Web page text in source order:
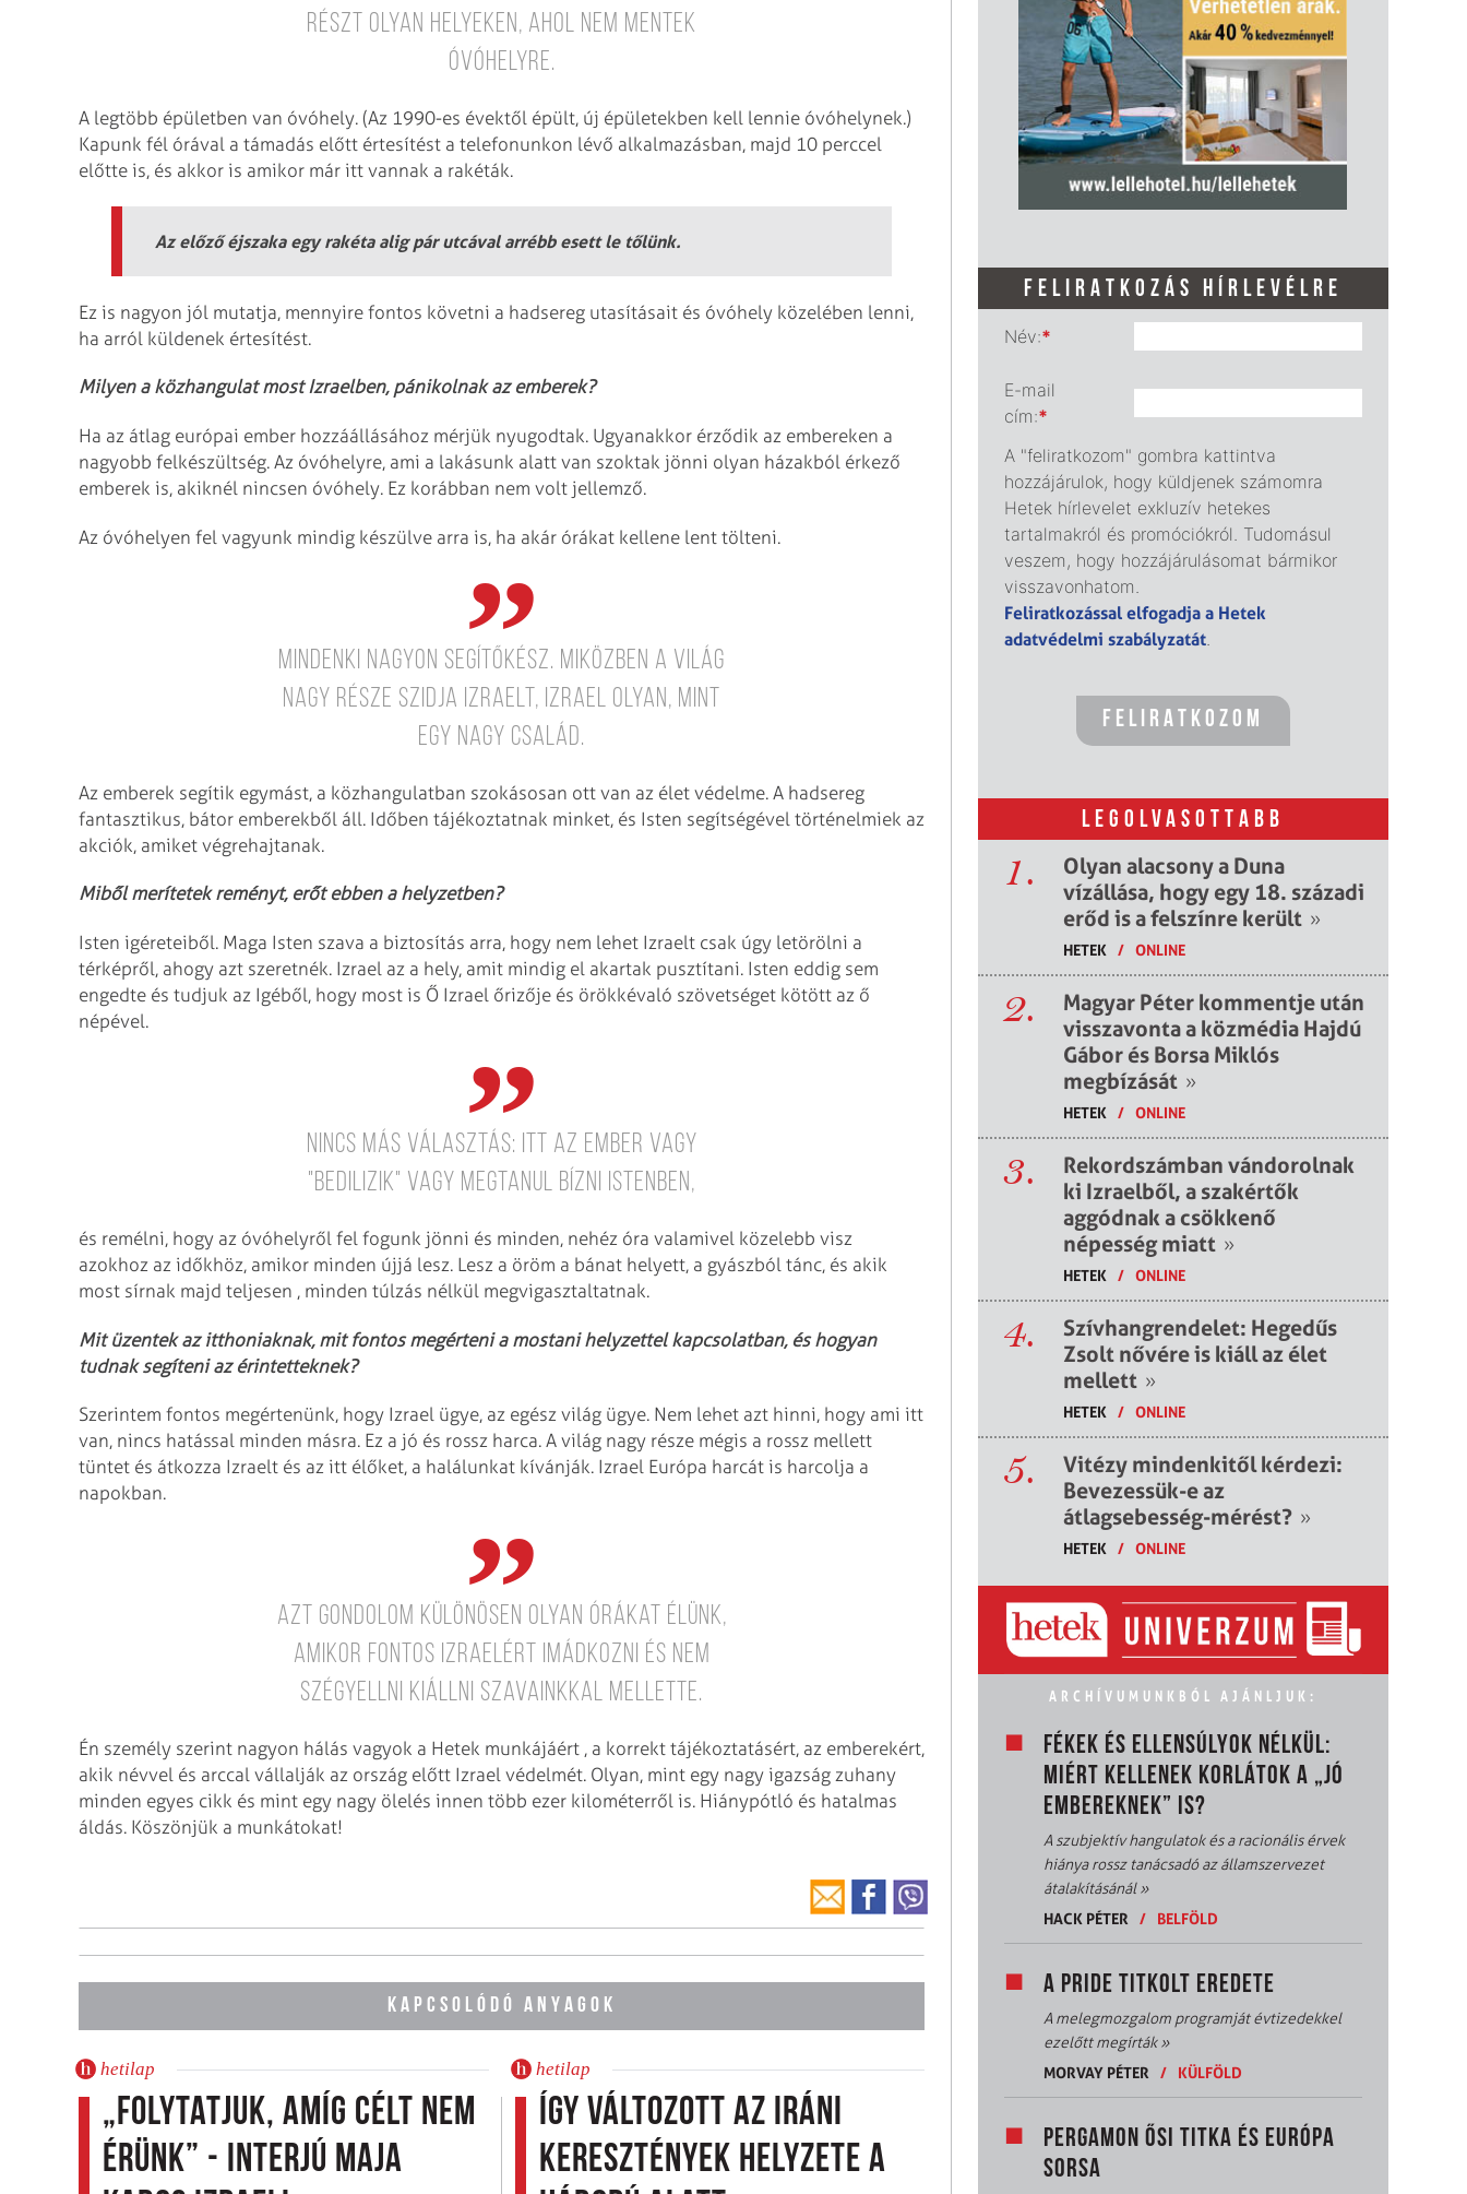
részt olyan helyeken, ahol nem mentek
óvóhelyre.
A legtöbb épületben van óvóhely. (Az 1990-es évektől épült, új épületekben kell lennie óvóhelynek.)
Kapunk fél órával a támadás előtt értesítést a telefonunkon lévő alkalmazásban, majd 10 perccel
előtte is, és akkor is amikor már itt vannak a rakéták.
Az előző éjszaka egy rakéta alig pár utcával arrébb esett le tőlünk.
Ez is nagyon jól mutatja, mennyire fontos követni a hadsereg utasításait és óvóhely közelében lenni,
ha arról küldenek értesítést.
Milyen a közhangulat most Izraelben, pánikolnak az emberek?
Ha az átlag európai ember hozzáállásához mérjük nyugodtak. Ugyanakkor érződik az embereken a
nagyobb felkészültség. Az óvóhelyre, ami a lakásunk alatt van szoktak jönni olyan házakból érkező
emberek is, akiknél nincsen óvóhely. Ez korábban nem volt jellemző.
Az óvóhelyen fel vagyunk mindig készülve arra is, ha akár órákat kellene lent tölteni.
Mindenki nagyon segítőkész. Miközben a világ
nagy része szidja Izraelt, Izrael olyan, mint
egy nagy család.
Az emberek segítik egymást, a közhangulatban szokásosan ott van az élet védelme. A hadsereg
fantasztikus, bátor emberekből áll. Időben tájékoztatnak minket, és Isten segítségével történelmiek az
akciók, amiket végrehajtanak.
Miből merítetek reményt, erőt ebben a helyzetben?
Isten igéreteiből. Maga Isten szava a biztosítás arra, hogy nem lehet Izraelt csak úgy letörölni a
térképről, ahogy azt szeretnék. Izrael az a hely, amit mindig el akartak pusztítani. Isten eddig sem
engedte és tudjuk az Igéből, hogy most is Ő Izrael őrizője és örökkévaló szövetséget kötött az ő
népével.
Nincs más választás: itt az ember vagy
"bedilizik" vagy megtanul bízni Istenben,
és remélni, hogy az óvóhelyről fel fogunk jönni és minden, nehéz óra valamivel közelebb visz
azokhoz az időkhöz, amikor minden újjá lesz. Lesz a öröm a bánat helyett, a gyászból tánc, és akik
most sírnak majd teljesen , minden túlzás nélkül megvigasztaltatnak.
Mit üzentek az itthoniaknak, mit fontos megérteni a mostani helyzettel kapcsolatban, és hogyan
tudnak segíteni az érintetteknek?
Szerintem fontos megértenünk, hogy Izrael ügye, az egész világ ügye. Nem lehet azt hinni, hogy ami itt
van, nincs hatással minden másra. Ez a jó és rossz harca. A világ nagy része mégis a rossz mellett
tüntet és átkozza Izraelt és az itt élőket, a halálunkat kívánják. Izrael Európa harcát is harcolja a
napokban.
Azt gondolom különösen olyan órákat élünk,
amikor fontos Izraelért imádkozni és nem
szégyellni kiállni szavainkkal mellette.
Én személy szerint nagyon hálás vagyok a Hetek munkájáért , a korrekt tájékoztatásért, az emberekért,
akik névvel és arccal vállalják az ország előtt Izrael védelmét. Olyan, mint egy nagy igazság zuhany
minden egyes cikk és mint egy nagy ölelés innen több ezer kilométerről is. Hiánypótló és hatalmas
áldás. Köszönjük a munkátokat!
KAPCSOLÓDÓ ANYAGOK
hetilap
„Folytatjuk, amíg célt nem
érünk” - interjú Maja
hetilap
Így változott az iráni
keresztények helyzete a
FELIRATKOZÁS HÍRLEVÉLRE
Név:*
E-mail
cím:*
A "feliratkozom" gombra kattintva
hozzájárulok, hogy küldjenek számomra
Hetek hírlevelet exkluzív hetekes
tartalmakról és promóciókról. Tudomásul
veszem, hogy hozzájárulásomat bármikor
visszavonhatom.
Feliratkozással elfogadja a Hetek
adatvédelmi szabályzatát
LEGOLVASOTTABB
1.
Olyan alacsony a Duna
vízállása, hogy egy 18. századi
erőd is a felszínre került »
HETEK / ONLINE
2.
Magyar Péter kommentje után
visszavonta a közmédia Hajdú
Gábor és Borsa Miklós
megbízását »
HETEK / ONLINE
3.
Rekordszámban vándorolnak
ki Izraelből, a szakértők
aggódnak a csökkenő
népesség miatt »
HETEK / ONLINE
4.
Szívhangrendelet: Hegedűs
Zsolt nővére is kiáll az élet
mellett »
HETEK / ONLINE
5.
Vitézy mindenkitől kérdezi:
Bevezessük-e az
átlagsebesség-mérést? »
HETEK / ONLINE
ARCHÍVUMUNKBÓL AJÁNLJUK:
FÉKEK ÉS ELLENSÚLYOK NÉLKÜL:
MIÉRT KELLENEK KORLÁTOK A „JÓ
EMBEREKNEK” IS?
A szubjektív hangulatok és a racionális érvek
hiánya rossz tanácsadó az államszervezet
átalakításánál»
HACK PÉTER
/ BELFÖLD
A PRIDE TITKOLT EREDETE
A melegmozgalom programját évtizedekkel
ezelőtt megírták»
MORVAY PÉTER
/ KÜLFÖLD
PERGAMON ŐSI TITKA ÉS EURÓPA
SORSA